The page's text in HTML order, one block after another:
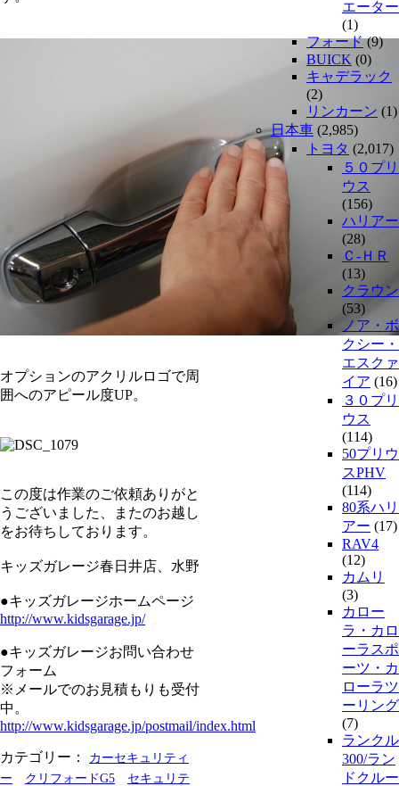
オプションのアクリルロゴで周
囲へのアピール度UP。
この度は作業のご依頼ありがと
うございました、またのお越し
をお待ちしております。
キッズガレージ春日井店、水野
●キッズガレージホームページ
http://www.kidsgarage.jp/
●キッズガレージお問い合わせ
フォーム
※メールでのお見積もりも受付
中。
http://www.kidsgarage.jp/postmail/index.html
カテゴリー：
カーセキュリティ
ー
クリフォードG5
セキュリテ
エーター
(1)
フォード(9)
BUICK (0)
キャデラック
(2)
リンカーン (1)
日本車 (2,985)
トヨタ (2,017)
５０プリ
ウス
(156)
ハリアー
(28)
Ｃ-ＨＲ
(13)
クラウン
(53)
ノア・ボ
クシー・
エスクァ
イア (16)
３０プリ
ウス
(114)
50プリウ
スPHV
(114)
80系ハリ
アー (17)
RAV4
(12)
カムリ
(3)
カロー
ラ・カロ
ーラスポ
ーツ・カ
ローラツ
ーリング
(7)
ランクル
300/ラン
ドクルー